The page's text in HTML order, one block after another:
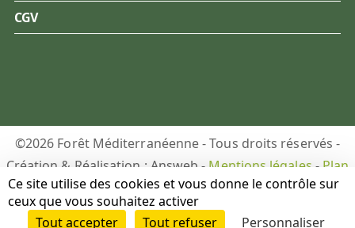
CGV
©2026 Forêt Méditerranéenne - Tous droits réservés -
Création & Réalisation : Answeb - Mentions légales - Plan
du site-Gestion des cookies
Ce site utilise des cookies et vous donne le contrôle sur
ceux que vous souhaitez activer
Tout accepter
Tout refuser Personnaliser